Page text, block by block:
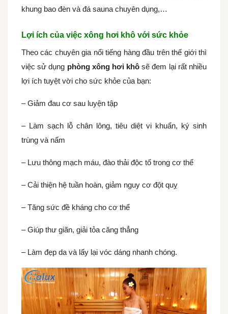
khung bao đèn và đá sauna chuyên dụng,…
Lợi ích của việc xông hơi khô với sức khỏe
Theo các chuyên gia nổi tiếng hàng đầu trên thế giới thì
việc sử dụng phòng xông hơi khô sẽ đem lại rất nhiều
lợi ích tuyệt vời cho sức khỏe của bạn:
– Giảm đau cơ sau luyện tập
– Làm sạch lỗ chân lông, tiêu diệt vi khuẩn, ký sinh
trùng và nấm
– Lưu thông mạch máu, đào thải độc tố trong cơ thế
– Cải thiện hệ tuần hoàn, giảm nguy cơ đột quỵ
– Tăng sức đề kháng cho cơ thể
– Giúp thư giãn, giải tỏa căng thẳng
– Làm đẹp da và lấy lại vóc dáng nhanh chóng.